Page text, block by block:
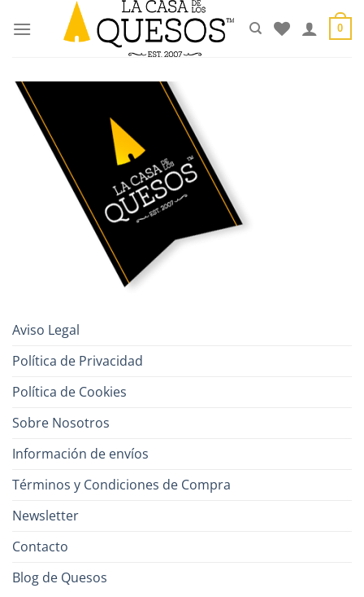
0
Aviso Legal
Política de Privacidad
Política de Cookies
Sobre Nosotros
Información de envíos
Términos y Condiciones de Compra
Newsletter
Contacto
Blog de Quesos